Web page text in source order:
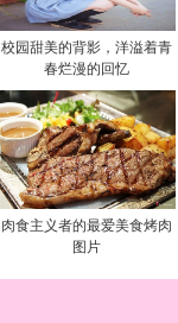
校园甜美的背影，洋溢着青
春烂漫的回忆
肉食主义者的最爱美食烤肉
图片